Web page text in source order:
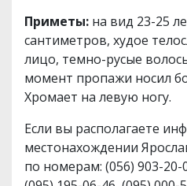
Приметы: на вид 23-25
сантиметров, худое
лицо, темно-русые
момент пропажи носил
Хромает на левую ногу.
Если вы располагаете
местонахождении
по номерам: (056) 903-20-